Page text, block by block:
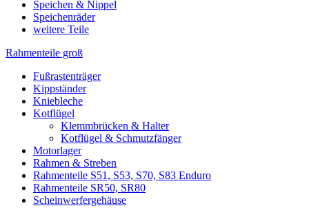
Speichen & Nippel
Speichenräder
weitere Teile
Rahmenteile groß
Fußrastenträger
Kippständer
Kniebleche
Kotflügel
Klemmbrücken & Halter
Kotflügel & Schmutzfänger
Motorlager
Rahmen & Streben
Rahmenteile S51, S53, S70, S83 Enduro
Rahmenteile SR50, SR80
Scheinwerfergehäuse